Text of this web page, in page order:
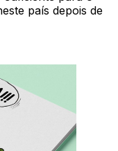
país depois de